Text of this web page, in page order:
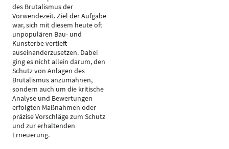
des Brutalismus der
Vorwendezeit. Ziel der Aufgabe
war, sich mit diesem heute oft
unpopulären Bau- und
Kunsterbe vertieft
auseinanderzusetzen. Dabei
ging es nicht allein darum, den
Schutz von Anlagen des
Brutalismus anzumahnen,
sondern auch um die kritische
Analyse und Bewertungen
erfolgten Maßnahmen oder
präzise Vorschläge zum Schutz
und zur erhaltenden
Erneuerung.